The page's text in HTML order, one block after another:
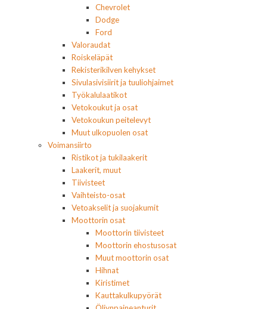
Chevrolet
Dodge
Ford
Valoraudat
Roiskeläpät
Rekisterikilven kehykset
Sivulasivisiirit ja tuuliohjaimet
Työkalulaatikot
Vetokoukut ja osat
Vetokoukun peitelevyt
Muut ulkopuolen osat
Voimansiirto
Ristikot ja tukilaakerit
Laakerit, muut
Tiivisteet
Vaihteisto-osat
Vetoakselit ja suojakumit
Moottorin osat
Moottorin tiivisteet
Moottorin ehostusosat
Muut moottorin osat
Hihnat
Kiristimet
Kauttakulkupyörät